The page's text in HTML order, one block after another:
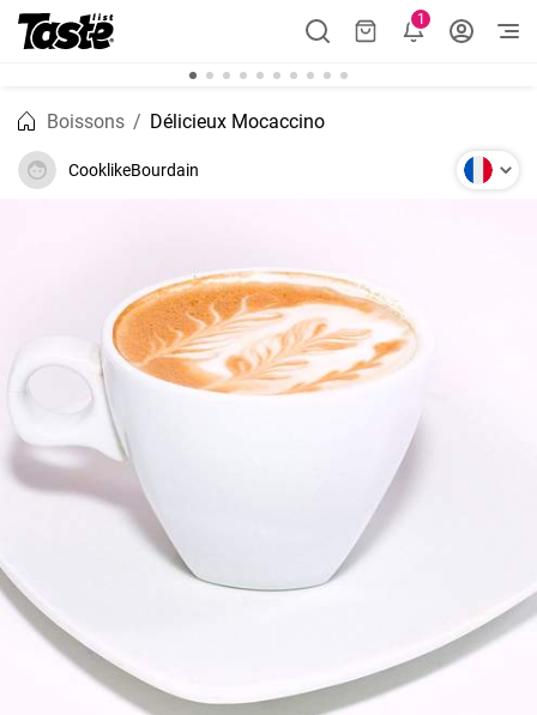
1
Boissons Délicieux Mocaccino
CooklikeBourdain